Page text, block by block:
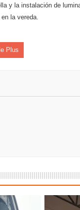
definitiva de
del Gobierno
dignidad a las
y la instalación de
la vereda.
Plus